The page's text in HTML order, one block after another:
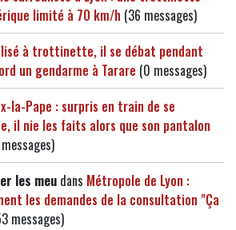
limité à 70 km/h (36 messages)
à trottinette, il se débat pendant
un gendarme à Tarare (0 messages)
la-Pape : surpris en train de se
il nie les faits alors que son pantalon
les meu dans Métropole de Lyon :
les demandes de la consultation "Ça
messages)